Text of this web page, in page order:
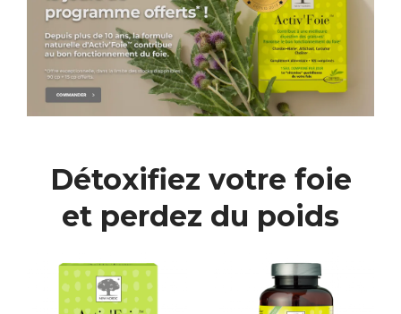
Détoxifiez votre foie
et perdez du poids